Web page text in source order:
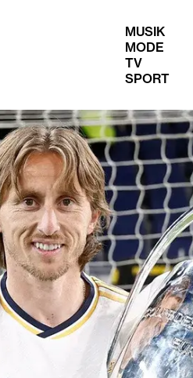
MUSIK
MODE
TV
SPORT